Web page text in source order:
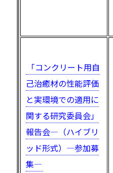
「コンクリート用自
己治癒材の性能評価
と実環境での適用に
関する研究委員会」
報告会—（ハイブリ
ッド形式）—参加募
集—